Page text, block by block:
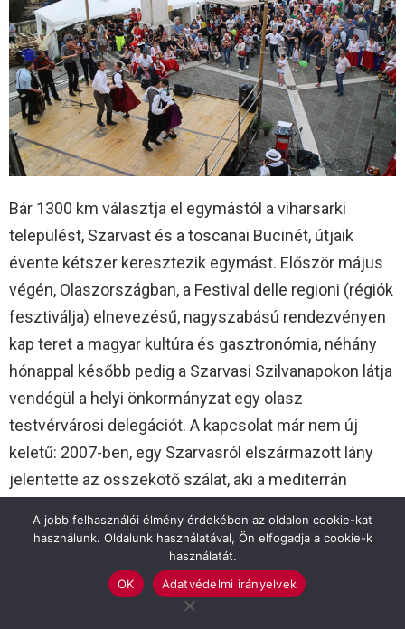
Bár 1300 km választja el egymástól a viharsarki
települést, Szarvast és a toscanai Bucinét, útjaik
évente kétszer keresztezik egymást. Először május
végén, Olaszországban, a Festival delle regioni (régiók
fesztiválja) elnevezésű, nagyszabású rendezvényen
kap teret a magyar kultúra és gasztronómia, néhány
hónappal később pedig a Szarvasi Szilvanapokon látja
vendégül a helyi önkormányzat egy olasz
testvérvárosi delegációt. A kapcsolat már nem új
keletű: 2007-ben, egy Szarvasról elszármazott lány
jelentette az összekötő szálat, aki a mediterrán
Tímár Andrea 18 éve él kint Bucinében férjével,
Nicolával és három gyermekével. Tizenkét éve a
fesztivál szervezőinek kérésére vette fel a
A jobb felhasználói élmény érdekében az oldalon cookie-kat
használunk. Oldalunk használatával, Ön elfogadja a cookie-k
használatát.
OK
Adatvédelmi irányelvek